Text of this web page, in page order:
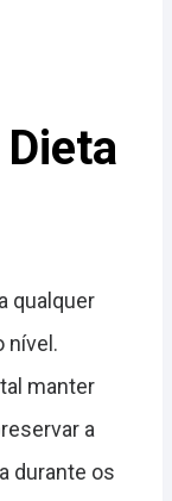
qualquer
nível.
manter
a
durante os